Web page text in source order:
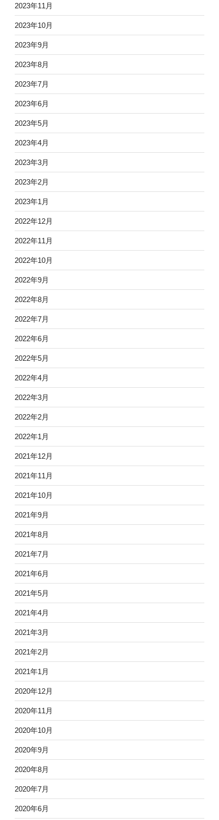
2023年11月
2023年10月
2023年9月
2023年8月
2023年7月
2023年6月
2023年5月
2023年4月
2023年3月
2023年2月
2023年1月
2022年12月
2022年11月
2022年10月
2022年9月
2022年8月
2022年7月
2022年6月
2022年5月
2022年4月
2022年3月
2022年2月
2022年1月
2021年12月
2021年11月
2021年10月
2021年9月
2021年8月
2021年7月
2021年6月
2021年5月
2021年4月
2021年3月
2021年2月
2021年1月
2020年12月
2020年11月
2020年10月
2020年9月
2020年8月
2020年7月
2020年6月